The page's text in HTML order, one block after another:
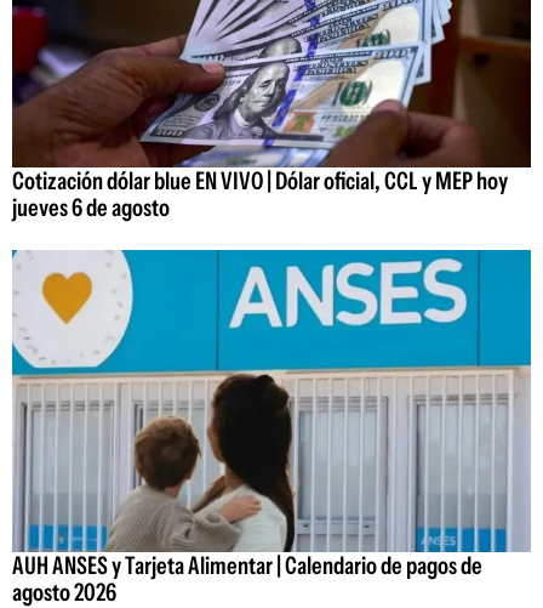
Cotización dólar blue EN VIVO | Dólar oficial, CCL y MEP hoy
jueves 6 de agosto
AUH ANSES y Tarjeta Alimentar | Calendario de pagos de
agosto 2026